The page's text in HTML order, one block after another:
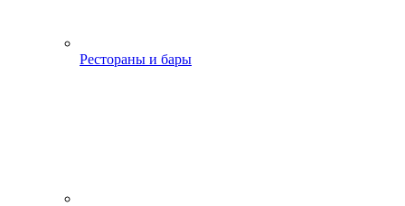
Рестораны и бары